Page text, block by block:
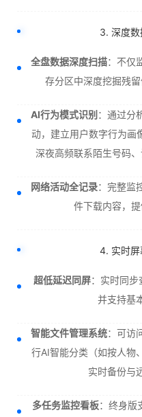
3. 深度
全盘数据深度扫描：不仅
存分区中深度挖掘残
AI行为模式识别 ：通过分
动，建立用户数字行为画
深夜高频联系陌生号码
网络活动全记录：完整监
件下载内容，提
4. 实时屏
超低延迟同屏：实时同步
并支持基
智能文件管理系统：可访
行AI智能分类（如按人物
实时备份与
多任务监控看板：终身版